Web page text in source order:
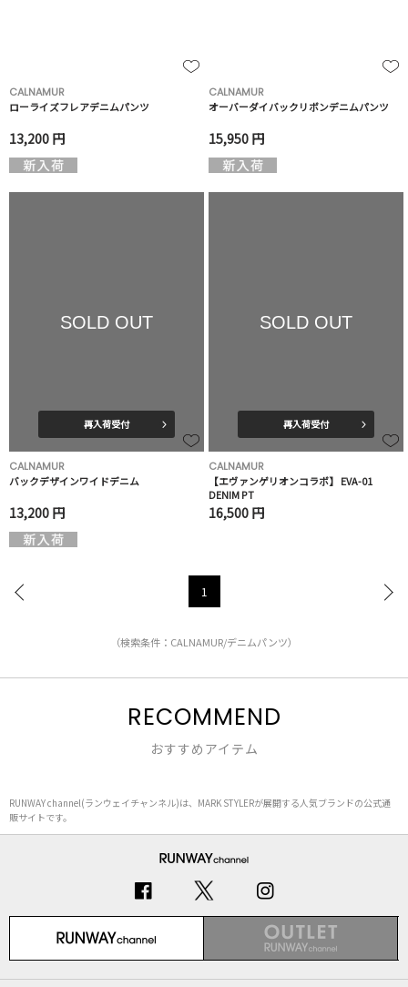
CALNAMUR
ローライズフレアデニムパンツ
13,200 円
CALNAMUR
オーバーダイバックリボンデニムパンツ
15,950 円
SOLD OUT
再入荷受付
CALNAMUR
バックデザインワイドデニム
13,200 円
SOLD OUT
再入荷受付
CALNAMUR
【エヴァンゲリオンコラボ】 EVA-01
DENIM PT
16,500 円
1
（検索条件：CALNAMUR/デニムパンツ）
RECOMMEND
おすすめアイテム
RUNWAY channel(ランウェイチャンネル)は、MARK STYLERが展開する人気ブランドの公式通
販サイトです。